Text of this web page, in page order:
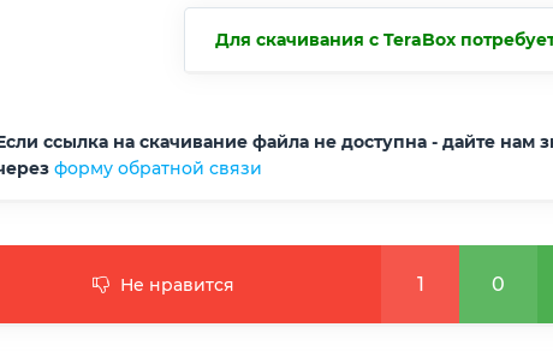
Для скачивания с TeraBox
ссылка на скачивание файла не доступна - дайте нам
форму обратной связи
Не нравится 1 0